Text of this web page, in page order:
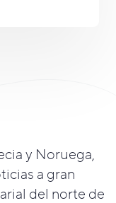
y Noruega,
a gran
del norte de